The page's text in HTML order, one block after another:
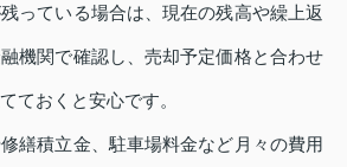
っている場合は、現在の残高や繰上返
機関で確認し、売却予定価格と合わせ
ておくと安心です。
繕積立金、駐車場料金など月々の費用